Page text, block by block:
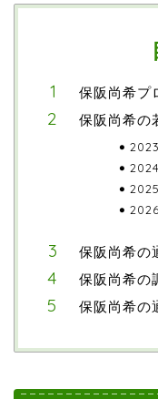
保阪尚希プ
保阪尚希の
保阪尚希の
保阪尚希の
保阪尚希の